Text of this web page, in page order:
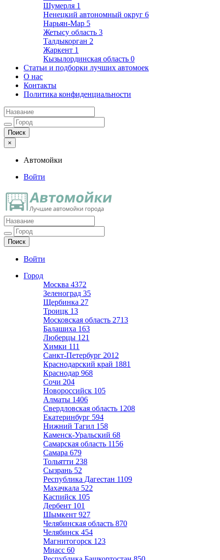
Шумерля 1
Ненецкий автономный округ 6
Нарьян-Мар 5
Жетысу область 3
Талдыкорган 2
Жаркент 1
Кызылординская область 0
Статьи и подборки лучших автомоек
О нас
Контакты
Политика конфиденциальности
×
Автомойки
Войти
Автомойки
Ещё один сайт на WordPress
Войти
Город
Москва 4372
Зеленоград 35
Щербинка 27
Троицк 13
Московская область 2713
Балашиха 163
Люберцы 121
Химки 111
Санкт-Петербург 2012
Краснодарский край 1881
Краснодар 968
Сочи 204
Новороссийск 105
Алматы 1406
Свердловская область 1208
Екатеринбург 594
Нижний Тагил 158
Каменск-Уральский 68
Самарская область 1156
Самара 679
Тольятти 238
Сызрань 52
Республика Дагестан 1109
Махачкала 522
Каспийск 105
Дербент 101
Шымкент 927
Челябинская область 870
Челябинск 454
Магнитогорск 123
Миасс 60